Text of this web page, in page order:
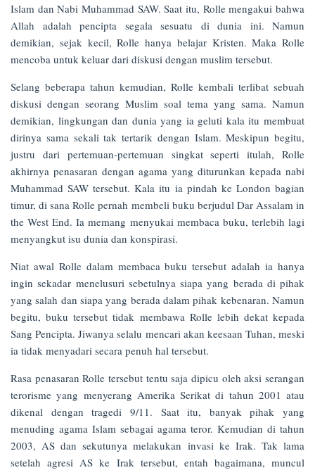
Islam dan Nabi Muhammad SAW. Saat itu, Rolle mengakui bahwa
Allah adalah pencipta segala sesuatu di dunia ini. Namun
demikian, sejak kecil, Rolle hanya belajar Kristen. Maka Rolle
mencoba untuk keluar dari diskusi dengan muslim tersebut.
Selang beberapa tahun kemudian, Rolle kembali terlibat sebuah
diskusi dengan seorang Muslim soal tema yang sama. Namun
demikian, lingkungan dan dunia yang ia geluti kala itu membuat
dirinya sama sekali tak tertarik dengan Islam. Meskipun begitu,
justru dari pertemuan-pertemuan singkat seperti itulah, Rolle
akhirnya penasaran dengan agama yang diturunkan kepada nabi
Muhammad SAW tersebut. Kala itu ia pindah ke London bagian
timur, di sana Rolle pernah membeli buku berjudul Dar Assalam in
the West End. Ia memang menyukai membaca buku, terlebih lagi
menyangkut isu dunia dan konspirasi.
Niat awal Rolle dalam membaca buku tersebut adalah ia hanya
ingin sekadar menelusuri sebetulnya siapa yang berada di pihak
yang salah dan siapa yang berada dalam pihak kebenaran. Namun
begitu, buku tersebut tidak membawa Rolle lebih dekat kepada
Sang Pencipta. Jiwanya selalu mencari akan keesaan Tuhan, meski
ia tidak menyadari secara penuh hal tersebut.
Rasa penasaran Rolle tersebut tentu saja dipicu oleh aksi serangan
terorisme yang menyerang Amerika Serikat di tahun 2001 atau
dikenal dengan tragedi 9/11. Saat itu, banyak pihak yang
menuding agama Islam sebagai agama teror. Kemudian di tahun
2003, AS dan sekutunya melakukan invasi ke Irak. Tak lama
setelah agresi AS ke Irak tersebut, entah bagaimana, muncul